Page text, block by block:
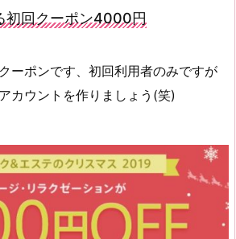
初回クーポン4000円
ーポンです、初回利用者のみですが
カウントを作りましょう(笑)